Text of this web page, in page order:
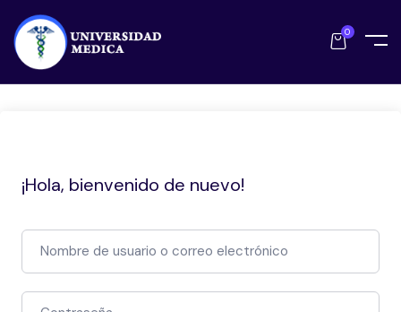
0
¡Hola, bienvenido de nuevo!